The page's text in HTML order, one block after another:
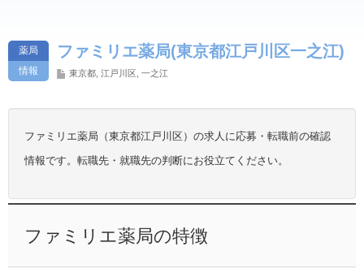
薬局
情報
ファミリエ薬局(東京都江戸川区一之江)
東京都 江戸川区 一之江
ファミリエ薬局（東京都江戸川区）の求人に応募・転職前の確認
情報です。転職先・就職先の判断にお役立てください。
ファミリエ薬局の特徴